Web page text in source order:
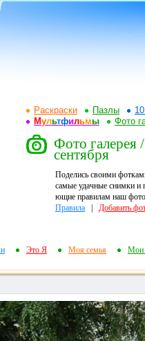
Раскраски Пазлы
Мультфильмы Фото
Фото галерея
сентября
Поделись своими
самые удачные снимки и
ющие правилам наш
Правила
Добавить
Это Я Моя семья Мои